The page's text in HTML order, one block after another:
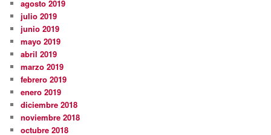
agosto 2019
julio 2019
junio 2019
mayo 2019
abril 2019
marzo 2019
febrero 2019
enero 2019
diciembre 2018
noviembre 2018
octubre 2018